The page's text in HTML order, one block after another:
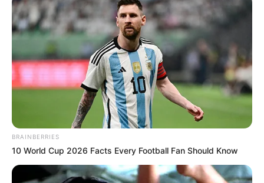
Saya selalu ingin membuat rekaman pop. Saya
sendiri seorang penari, jadi saya ingin membuat
sesuatu yang didengar orang dan hanya ingin menari.
Saya selalu menyukai Belle dari ‘Beauty and the
Beast’. Saya selalu berpikir saya terlihat seperti dia,
jadi saya berpakaian seperti dia untuk setiap
Halloween.
Saya mengambil pelajaran vokal sepanjang masa
kecil saya dan masih melakukannya. Saya dilatih
BRAINBERRIES
10 World Cup 2026 Facts Every Football Fan Should Know